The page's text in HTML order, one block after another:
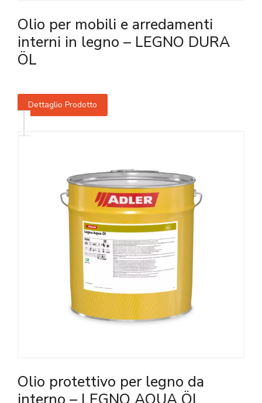
Olio per mobili e arredamenti
interni in legno – LEGNO DURA
ÖL
Dettaglio Prodotto
Olio protettivo per legno da